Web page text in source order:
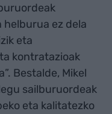
ez dela
eta
kontratazioak
Bestalde, Mikel
sailburuordeak
eta kalitatezko